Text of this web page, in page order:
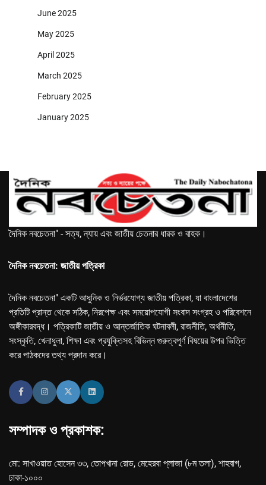
June 2025
May 2025
April 2025
March 2025
February 2025
January 2025
দৈনিক নবচেতনা" - সত্য, ন্যায় এবং জাতীয় চেতনার ধারক ও বাহক।
দৈনিক নবচেতনা: জাতীয় পত্রিকা
দৈনিক নবচেতনা" একটি আধুনিক ও নির্ভরযোগ্য জাতীয় পত্রিকা, যা বাংলাদেশের
প্রতিটি প্রান্ত থেকে সঠিক, নিরপেক্ষ এবং সময়োপযোগী সংবাদ সংগ্রহ ও পরিবেশনে
অঙ্গীকারবদ্ধ। পত্রিকাটি জাতীয় ও আন্তর্জাতিক ঘটনাবলী, রাজনীতি, অর্থনীতি,
সংস্কৃতি, খেলাধুলা, শিক্ষা এবং প্রযুক্তিসহ বিভিন্ন গুরুত্বপূর্ণ বিষয়ের উপর ভিত্তি
করে পাঠকদের তথ্য প্রদান করে।
সম্পাদক ও প্রকাশক:
মো: সাখাওয়াত হোসেন ৩৩, তোপখানা রোড, মেহেরবা প্লাজা (৮ম তলা), শাহবাগ,
ঢাকা-১০০০